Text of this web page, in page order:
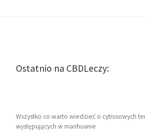
Ostatnio na CBDLeczy:
Wszystko co warto wiedzieć o cytrusowych
występujących w marihuanie